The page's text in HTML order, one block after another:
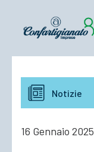
Notizie e Documenti
Confartigianato
Notizie
16 Gennaio 2025